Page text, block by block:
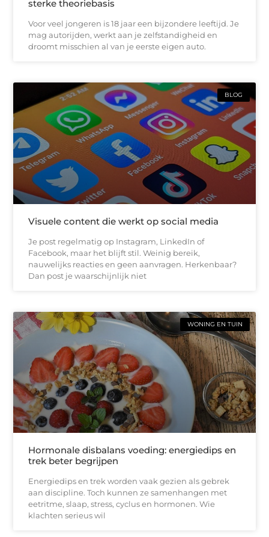
sterke theoriebasis
Voor veel jongeren is 18 jaar een bijzondere leeftijd. Je
mag autorijden, werkt aan je zelfstandigheid en
droomt misschien al van je eerste eigen auto.
BLOG
Visuele content die werkt op social media
Je post regelmatig op Instagram, LinkedIn of
Facebook, maar het blijft stil. Weinig bereik,
nauwelijks reacties en geen aanvragen. Herkenbaar?
Dan post je waarschijnlijk niet
WONING EN TUIN
Hormonale disbalans voeding: energiedips en
trek beter begrijpen
Energiedips en trek worden vaak gezien als gebrek
aan discipline. Toch kunnen ze samenhangen met
eetritme, slaap, stress, cyclus en hormonen. Wie
klachten serieus wil